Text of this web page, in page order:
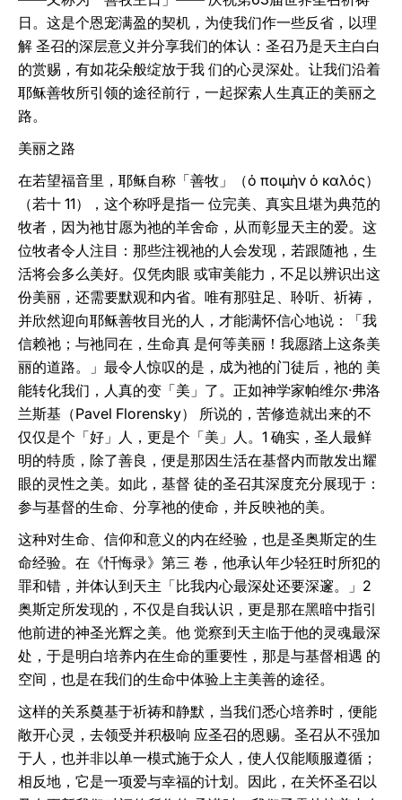
日。这是个恩宠满盈的契机，为使我们作一些反省，以理
解 圣召的深层意义并分享我们的体认：圣召乃是天主白白
的赏赐，有如花朵般绽放于我 们的心灵深处。让我们沿着
耶稣善牧所引领的途径前行，一起探索人生真正的美丽之
路。
美丽之路
在若望福音里，耶稣自称「善牧」（ὁ ποιμὴν ὁ καλός）
（若十 11），这个称呼是指一 位完美、真实且堪为典范的
牧者，因为祂甘愿为祂的羊舍命，从而彰显天主的爱。这
位牧者令人注目：那些注视祂的人会发现，若跟随祂，生
活将会多么美好。仅凭肉眼 或审美能力，不足以辨识出这
份美丽，还需要默观和内省。唯有那驻足、聆听、祈祷，
并欣然迎向耶稣善牧目光的人，才能满怀信心地说：「我
信赖祂；与祂同在，生命真 是何等美丽！我愿踏上这条美
丽的道路。」最令人惊叹的是，成为祂的门徒后，祂的 美
能转化我们，人真的变「美」了。正如神学家帕维尔‧弗洛
兰斯基（Pavel Florensky） 所说的，苦修造就出来的不
仅仅是个「好」人，更是个「美」人。1 确实，圣人最鲜
明的特质，除了善良，便是那因生活在基督内而散发出耀
眼的灵性之美。如此，基督 徒的圣召其深度充分展现于：
参与基督的生命、分享祂的使命，并反映祂的美。
这种对生命、信仰和意义的内在经验，也是圣奥斯定的生
命经验。在《忏悔录》第三 卷，他承认年少轻狂时所犯的
罪和错，并体认到天主「比我内心最深处还要深邃。」2
奥斯定所发现的，不仅是自我认识，更是那在黑暗中指引
他前进的神圣光辉之美。他 觉察到天主临于他的灵魂最深
处，于是明白培养内在生命的重要性，那是与基督相遇 的
空间，也是在我们的生命中体验上主美善的途径。
这样的关系奠基于祈祷和静默，当我们悉心培养时，便能
敞开心灵，去领受并积极响 应圣召的恩赐。圣召从不强加
于人，也并非以单一模式施于众人，使人仅能顺服遵循；
相反地，它是一项爱与幸福的计划。因此，在关怀圣召以